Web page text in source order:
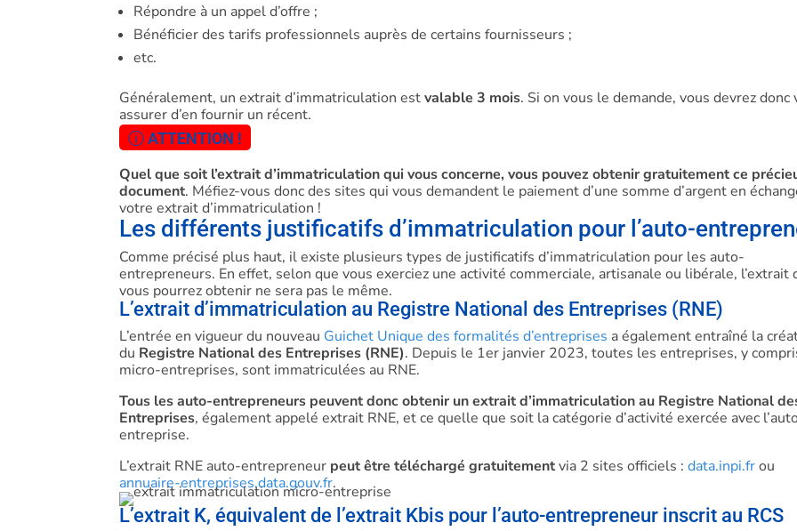
Répondre à un appel d’offre ;
Bénéficier des tarifs professionnels auprès de certains fournisseurs ;
etc.
Généralement, un extrait d’immatriculation estvalable 3 mois. Si on vous le demande, vous devrez donc
assurer d’en fournir un récent.
ⓘ ATTENTION !
Quel que soit l’extrait d’immatriculation qui vous concerne, vous pouvez obtenir gratuitement ce
document. Méfiez-vous donc des sites qui vous demandent le paiement d’une somme d’argent en
votre extrait d’immatriculation !
Les différents justificatifs d’immatriculation pour l’auto-
Comme précisé plus haut, il existe plusieurs types de justificatifs d’immatriculation pour les auto-
entrepreneurs. En effet, selon que vous exerciez une activité commerciale, artisanale ou libérale, l’extrait
vous pourrez obtenir ne sera pas le même.
L’extrait d’immatriculation au Registre National des Entreprises (RNE)
L’entrée en vigueur du nouveau Guichet Unique des formalités d’entreprises a également entraîné la
du Registre National des Entreprises (RNE). Depuis le 1er janvier 2023, toutes les entreprises, y
micro-entreprises, sont immatriculées au RNE.
Tous les auto-entrepreneurs peuvent donc obtenir un extrait d’immatriculation au Registre National
Entreprises, également appelé extrait RNE, et ce quelle que soit la catégorie d’activité exercée avec
entreprise.
L’extrait RNE auto-entrepreneur peut être téléchargé gratuitementvia 2 sites officiels :data.inpi.frou
annuaire-entreprises.data.gouv.fr.
L’extrait K, équivalent de l’extrait Kbis pour l’auto-entrepreneur inscrit au RCS